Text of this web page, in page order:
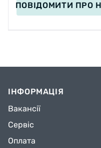
ПОВІДОМИТИ ПРО
ІНФОРМАЦІЯ
Вакансії
Сервіс
Оплата